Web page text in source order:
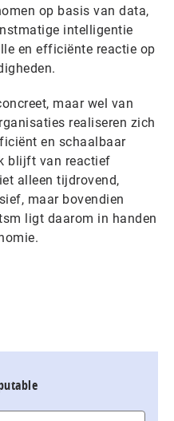
op basis van data,
intelligentie
en efficiënte reactie op
maar wel van
realiseren zich
en schaalbaar
blijft van reactief
alleen tijdrovend,
maar bovendien
ligt daarom in handen